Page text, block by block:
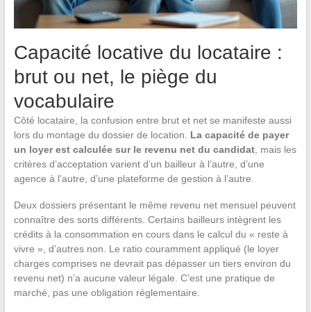
Capacité locative du locataire :
brut ou net, le piège du
vocabulaire
Côté locataire, la confusion entre brut et net se manifeste aussi
lors du montage du dossier de location. La capacité de payer
un loyer est calculée sur le revenu net du candidat, mais les
critères d’acceptation varient d’un bailleur à l’autre, d’une
agence à l’autre, d’une plateforme de gestion à l’autre.
Deux dossiers présentant le même revenu net mensuel peuvent
connaître des sorts différents. Certains bailleurs intègrent les
crédits à la consommation en cours dans le calcul du « reste à
vivre », d’autres non. Le ratio couramment appliqué (le loyer
charges comprises ne devrait pas dépasser un tiers environ du
revenu net) n’a aucune valeur légale. C’est une pratique de
marché, pas une obligation réglementaire.